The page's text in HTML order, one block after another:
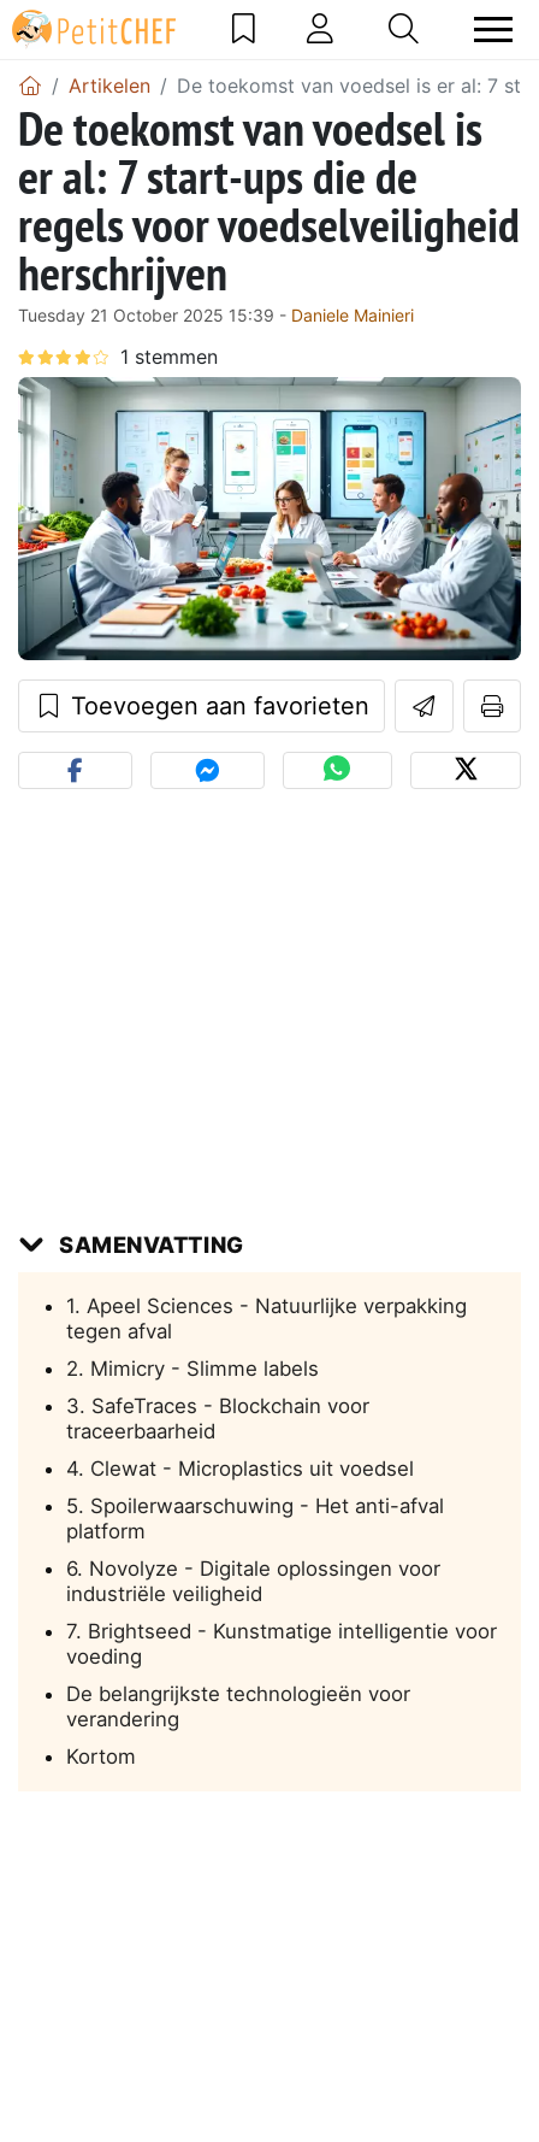
Artikelen De toekomst van voedsel is er al: 7
De toekomst van voedsel is
er al: 7 start-ups die de
regels voor voedselveiligheid
herschrijven
Tuesday 21 October 2025 15:39 - Daniele Mainieri
Toevoegen aan favorieten
SAMENVATTING
1. Apeel Sciences - Natuurlijke verpakking
tegen afval
2. Mimicry - Slimme labels
3. SafeTraces - Blockchain voor
traceerbaarheid
4. Clewat - Microplastics uit voedsel
5. Spoilerwaarschuwing - Het anti-afval
platform
6. Novolyze - Digitale oplossingen voor
industriële veiligheid
7. Brightseed - Kunstmatige intelligentie voor
voeding
De belangrijkste technologieën voor
verandering
Kortom